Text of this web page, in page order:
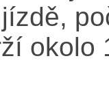
okolo